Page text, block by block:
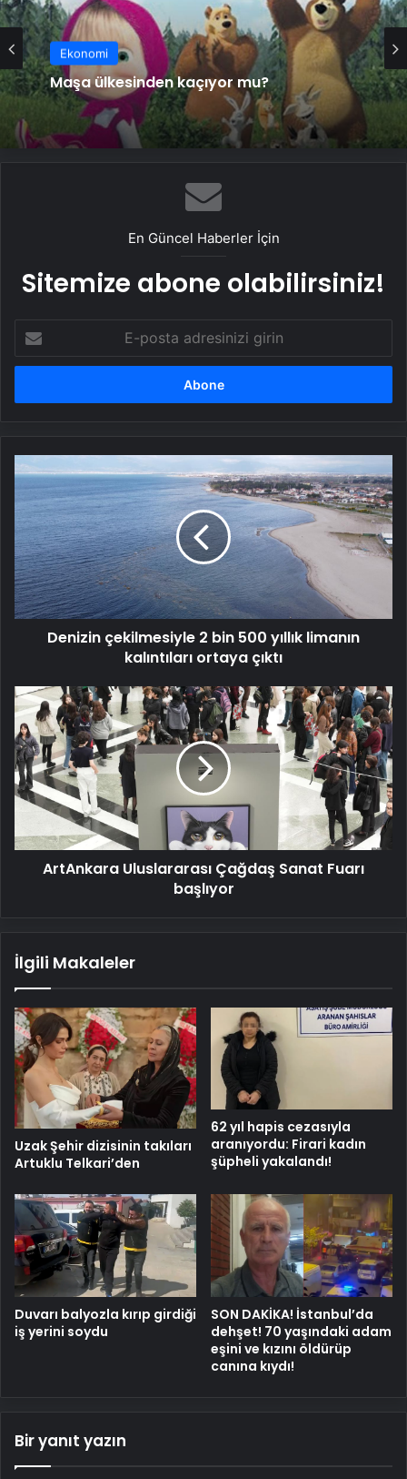
Ekonomi
Maşa ülkesinden kaçıyor mu?
En Güncel Haberler İçin
Sitemize abone olabilirsiniz!
posta
adresinizi
Denizin
çekilmesiyle
2
bin
500
yıllık
limanın
kalıntıları
ortaya
Denizin çekilmesiyle 2 bin 500 yıllık limanın
kalıntıları ortaya çıktı
ArtAnkara
Uluslararası
Çağdaş
Sanat
Fuarı
başlıyor
ArtAnkara Uluslararası Çağdaş Sanat Fuarı
başlıyor
İlgili Makaleler
Uzak Şehir dizisinin takıları
Artuklu Telkari’den
62 yıl hapis cezasıyla
aranıyordu: Firari kadın
şüpheli yakalandı!
Duvarı balyozla kırıp girdiği
iş yerini soydu
SON DAKİKA! İstanbul’da
dehşet! 70 yaşındaki adam
eşini ve kızını öldürüp
canına kıydı!
Bir yanıt yazın